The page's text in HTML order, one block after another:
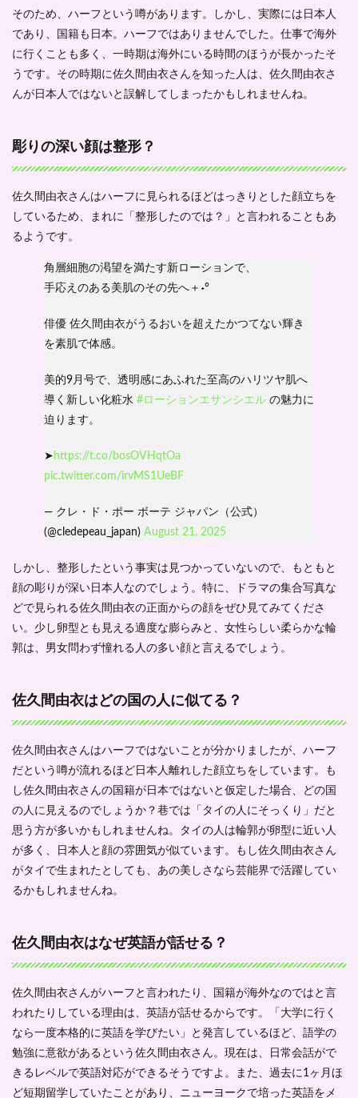
せる？
佐久間
由衣は
なぜ韓
間由
衣の
実家
はど
あ
佐久
衣の
につ
調査
由衣の
家族構
1.3.2
佐久間
父親と
仲良し
喝を入
れてく
れる母
佐久間
愛い？
1.3.5
弟とは9
ている
佐久
間由
衣の
んな
まと
め
そのため、ハーフという噂があります。しかし、実際には日本人
であり、国籍も日本。ハーフではありませんでした。仕事で海外
に行くことも多く、一時期は海外にいる時間のほうが長かったそ
うです。その時期に佐久間由衣さんを知った人は、佐久間由衣さ
んが日本人ではないと誤解してしまったかもしれませんね。
彫りの深い顔は整形？
佐久間由衣さんはハーフに見られるほどはっきりとした顔立ちを
しているため、まれに「整形したのでは？」と言われることもあ
るようです。
角層細胞の渇望を満たす新ローションで、
手応えのある美肌のその先へ＋˖°
俳優 佐久間由衣がうるおいを超えたかつてない輝き
を素肌で体感。
美的9月号で、透明感にあふれた至高のハリツヤ肌へ
導く新しい化粧水 #ローションエサンシエル の魅力に
迫ります。
➤ https://t.co/bosOVHqtOa
pic.twitter.com/irvMS1UeBF
— クレ・ド・ポー ボーテ ジャパン（公式）
(@cledepeau_japan) August 21, 2025
しかし、整形したという事実は見つかっていないので、もともと
顔の彫りが深い日本人なのでしょう。特に、ドラマの集合写真な
どで見られる佐久間由衣の正面からの顔をぜひ見てみてくださ
い。少し卵型とも見える適度な膨らみと、女性らしい柔らかな輪
郭は、男女問わず憧れる人の多い顔と言えるでしょう。
佐久間由衣はどの国の人に似てる？
佐久間由衣さんはハーフではないことが分かりましたが、ハーフ
だという噂が流れるほど日本人離れした顔立ちをしています。も
し佐久間由衣さんの国籍が日本ではないと仮定した場合、どの国
の人に見えるのでしょうか？巷では「タイの人にそっくり」だと
思う方が多いかもしれませんね。タイの人は輪郭が卵型に近い人
が多く、日本人と顔の雰囲気が似ています。もし佐久間由衣さん
がタイで生まれたとしても、あの美しさなら芸能界で活躍してい
るかもしれませんね。
佐久間由衣はなぜ英語が話せる？
佐久間由衣さんがハーフと言われたり、国籍が海外なのではと言
われたりしている理由は、英語が話せるからです。「大学に行く
なら一度本格的に英語を学びたい」と発言しているほど、語学の
勉強に意欲があるという佐久間由衣さん。現在は、日常会話がで
きるレベルで英語対応ができるそうですよ。また、過去に1ヶ月ほ
ど短期留学していたことがあり、ニューヨークで培った英語をメ